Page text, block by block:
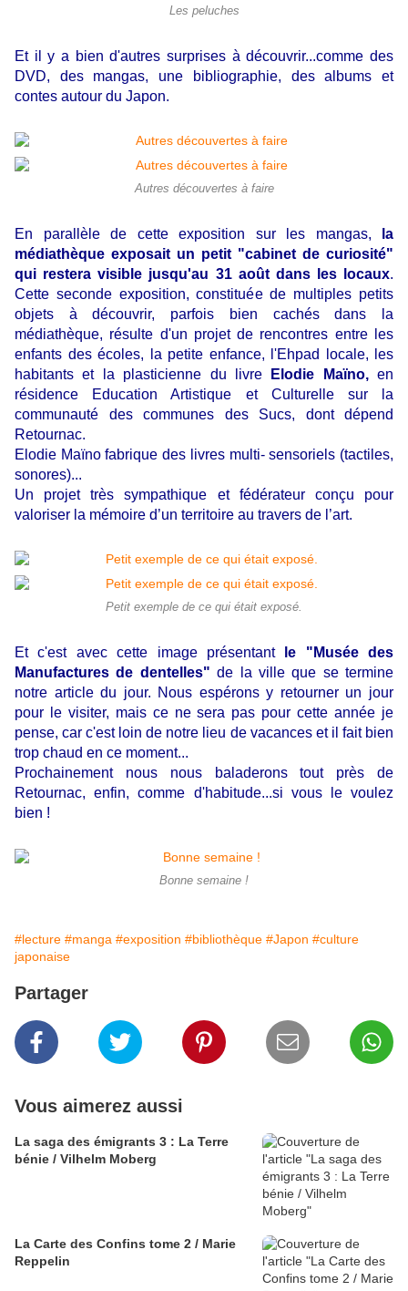
Les peluches
Et il y a bien d'autres surprises à découvrir...comme des
DVD, des mangas, une bibliographie, des albums et
contes autour du Japon.
Autres découvertes à faire
En parallèle de cette exposition sur les mangas,
la
médiathèque exposait un petit "cabinet de curiosité"
qui restera visible jusqu'au 31 août dans les locaux.
Cette seconde exposition, constituée de multiples petits
objets à découvrir, parfois bien cachés dans la
médiathèque, résulte d'un projet de rencontres entre les
enfants des écoles, la petite enfance, l'Ehpad locale, les
habitants et la plasticienne du livre
Elodie Maïno,en
résidence Education Artistique et Culturelle sur la
communauté des communes des Sucs, dont dépend
Retournac.
Elodie Maïno fabrique des livres multi- sensoriels (tactiles,
sonores)...
Un projet très sympathique et fédérateur conçu pour
valoriser la mémoire d’un territoire au travers de l’art.
Petit exemple de ce qui était exposé.
Et c'est avec cette image présentant
le "Musée des
Manufactures de dentelles"de la ville que se termine
notre article du jour. Nous espérons y retourner un jour
pour le visiter, mais ce ne sera pas pour cette année je
pense, car c'est loin de notre lieu de vacances et il fait bien
trop chaud en ce moment...
Prochainement nous nous baladerons tout près de
Retournac, enfin, comme d'habitude...si vous le voulez
bien !
Bonne semaine !
#lecture #manga #exposition #bibliothèque #Japon #culture
japonaise
Partager
Vous aimerez aussi
La saga des émigrants 3 : La Terre
bénie / Vilhelm Moberg
La Carte des Confins tome 2 / Marie
Reppelin